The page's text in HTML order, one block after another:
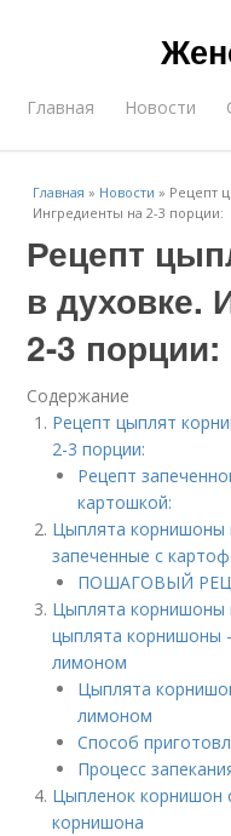
Главная Новости
Главная » Новости » Рецепт
Ингредиенты на 2-3 порции:
Рецепт
в духовке.
2-3 порции:
Содержание
Рецепт цыплят
2-3 порции:
Рецепт
картошкой:
Цыплята корнишоны
запеченные с
ПОШАГОВЫЙ
Цыплята корнишоны
цыплята корнишоны
лимоном
Цыплята
лимоном
Способ
Процесс
Цыпленок корнишон
корнишона